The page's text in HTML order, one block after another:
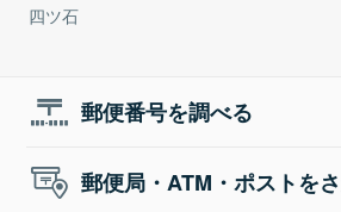
四ツ石
郵便番号を調べる
郵便局・ATM・ポストを